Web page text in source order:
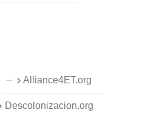
Alliance4ET.org
Descolonizacion.org